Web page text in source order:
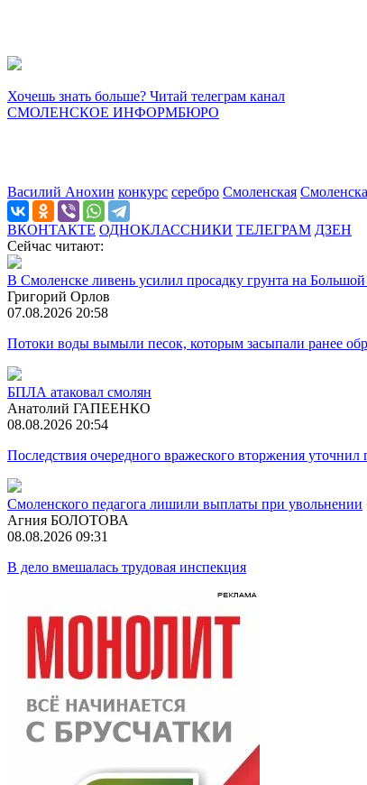
Хочешь знать больше? Читай телеграм канал
СМОЛЕНСКОЕ ИНФОРМБЮРО
Василий Анохин конкурс серебро Смоленская
ВКОНТАКТЕ ОДНОКЛАССНИКИ ТЕЛЕГРАМ ДЗЕН
Сейчас читают:
В Смоленске ливень усилил просадку грунта на
Григорий Орлов
07.08.2026 20:58
Потоки воды вымыли песок, которым засыпали ранее
БПЛА атаковал смолян
Анатолий ГАПЕЕНКО
08.08.2026 20:54
Последствия очередного вражеского вторжения
Смоленского педагога лишили выплаты при увольнении
Агния БОЛОТОВА
08.08.2026 09:31
В дело вмешалась трудовая инспекция